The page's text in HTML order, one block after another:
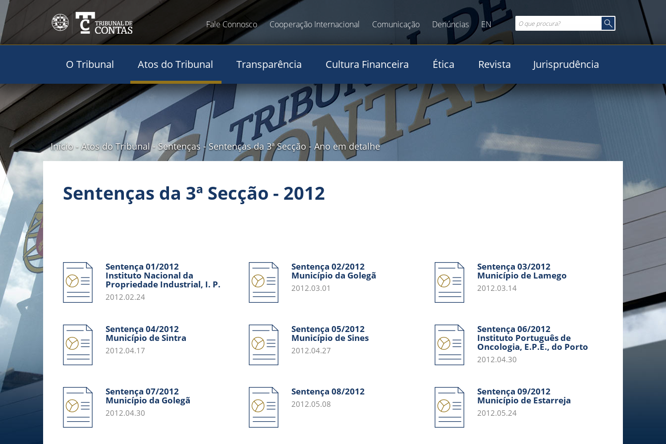
Fale Connosco Cooperação Internacional Comunicação Denúncias EN
O Tribunal Atos do Tribunal Transparência Cultura Financeira Ética Revista Jurisprudência
Início - Atos do Tribunal - Sentenças - Sentenças da 3ª Secção - Ano em detalhe
Sentenças da 3ª Secção - 2012
Sentença 01/2012
Instituto Nacional da
Propriedade Industrial, I. P.
2012.02.24
Sentença 02/2012
Município da Golegã
2012.03.01
Sentença 03/2012
Município de Lamego
2012.03.14
Sentença 04/2012
Município de Sintra
2012.04.17
Sentença 05/2012
Município de Sines
2012.04.27
Sentença 06/2012
Instituto Português de
Oncologia, E.P.E., do Porto
2012.04.30
Sentença 07/2012
Município da Golegã
2012.04.30
Sentença 08/2012
2012.05.08
Sentença 09/2012
Município de Estarreja
2012.05.24